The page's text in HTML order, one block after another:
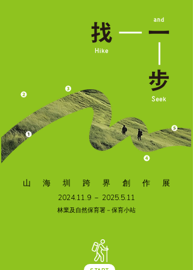
​山 海 圳 跨 界 創 作 展
2024.11.9－ 2025.5.11
林業及自然保育署－保育小站